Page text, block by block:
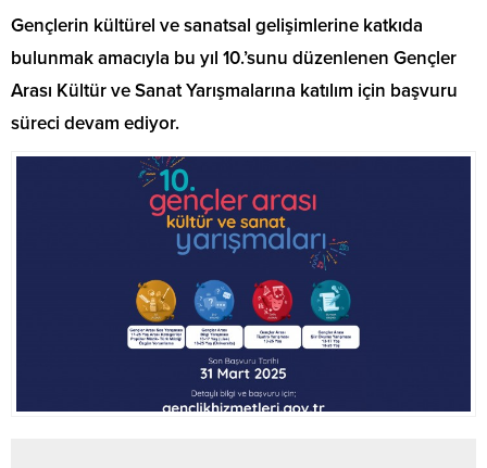
Gençlerin kültürel ve sanatsal gelişimlerine katkıda
bulunmak amacıyla bu yıl 10.’sunu düzenlenen Gençler
Arası Kültür ve Sanat Yarışmalarına katılım için başvuru
süreci devam ediyor.